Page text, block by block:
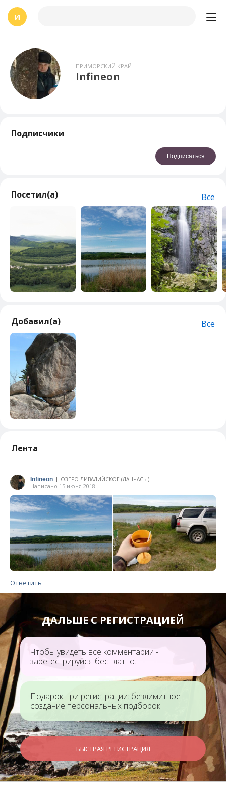
И
ПРИМОРСКИЙ КРАЙ
Infineon
Подписчики
Подписаться
Посетил(а) Все
Добавил(а) Все
Лента
Infineon | ОЗЕРО ЛИВАДИЙСКОЕ (ЛАНЧАСЫ)
Написано 15 июня 2018
Ответить
ДАЛЬШЕ С РЕГИСТРАЦИЕЙ
Чтобы увидеть все комментарии -
зарегестрируйся бесплатно.
Подарок при регистрации: безлимитное
создание персональных подборок
БЫСТРАЯ РЕГИСТРАЦИЯ